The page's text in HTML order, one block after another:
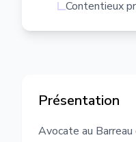
Contentieux
Présentation
Avocate au